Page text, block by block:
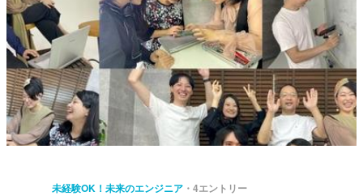
未経験OK！未来のエンジニア 4エントリー